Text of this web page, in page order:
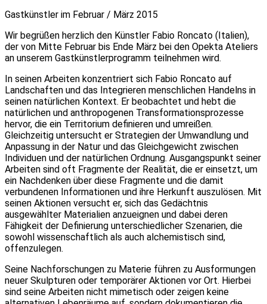
Gastkünstler im Februar / März 2015
Wir begrüßen herzlich den Künstler Fabio Roncato (Italien),
der von Mitte Februar bis Ende März bei den Opekta Ateliers
an unserem Gastkünstlerprogramm teilnehmen wird.
In seinen Arbeiten konzentriert sich Fabio Roncato auf
Landschaften und das Integrieren menschlichen Handelns in
seinen natürlichen Kontext. Er beobachtet und hebt die
natürlichen und anthropogenen Transformationsprozesse
hervor, die ein Territorium definieren und umreißen.
Gleichzeitig untersucht er Strategien der Umwandlung und
Anpassung in der Natur und das Gleichgewicht zwischen
Individuen und der natürlichen Ordnung. Ausgangspunkt seiner
Arbeiten sind oft Fragmente der Realität, die er einsetzt, um
ein Nachdenken über diese Fragmente und die damit
verbundenen Informationen und ihre Herkunft auszulösen. Mit
seinen Aktionen versucht er, sich das Gedächtnis
ausgewählter Materialien anzueignen und dabei deren
Fähigkeit der Definierung unterschiedlicher Szenarien, die
sowohl wissenschaftlich als auch alchemistisch sind,
offenzulegen.
Seine Nachforschungen zu Materie führen zu Ausformungen
neuer Skulpturen oder temporärer Aktionen vor Ort. Hierbei
sind seine Arbeiten nicht mimetisch oder zeigen keine